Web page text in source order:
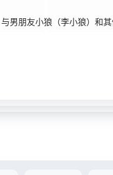
男朋友小狼（李小狼）